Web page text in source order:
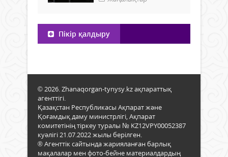
Пікір қалдыру
© 2026. Zhanaqorgan-tynysy.kz ақпараттық
агенттігі.
Қазақстан Республикасы Ақпарат және
Қоғамдық даму министрлігі, Ақпарат
комитетінің тіркеу туралы № KZ12VPY00052387
куәлігі 21.07.2022 жылы берілген.
® Агенттік сайтында жарияланған барлық
мақалалар мен фото-бейне материалдардың